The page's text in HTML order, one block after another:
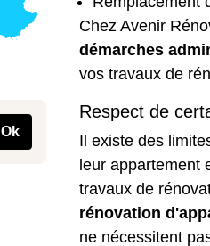
Ok
Chez Avenir
démarches
vos travaux de
Respect de
Il existe des
leur appartement
travaux de
rénovation
ne nécessitent